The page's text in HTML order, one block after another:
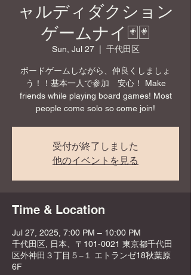
ャルディダクション
ゲームナイ🃏🃏
Sun, Jul 27
  |
千代田区
ボードゲームしながら、仲良くしましょ
う！！基本一人で参加 安心！ Make
friends while playing board games! Most
people come solo so come join!
受付が終了しました
他のイベントを見る
Time & Location
Jul 27, 2025, 7:00 PM – 10:00 PM
千代田区, 日本、〒101-0021 東京都千代田
区外神田３丁目５−１ エトランゼ18秋葉原
6F